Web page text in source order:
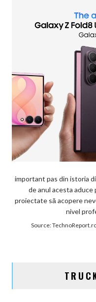
important pas din istoria
de anul acesta
proiectate să acopere
nivel
Source: